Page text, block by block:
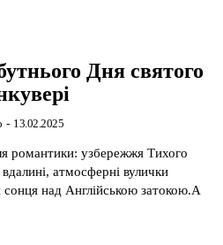
Дня святого
- 13.02.2025
романтики: узбережжя Тихого
атмосферні вулички
сонця над Англійською затокою.А